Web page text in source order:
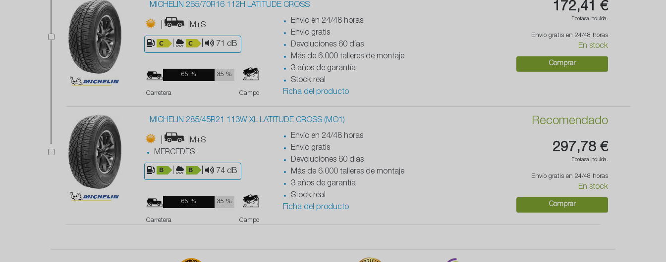
MICHELIN 265/70R16 112H LATITUDE CROSS
|M+S
71 dB
65 % 35 %
Carretera Campo
Envío en 24/48 horas
Envío gratis
Devoluciones 60 días
Más de 6.000 talleres de montaje
3 años de garantía
Stock real
Ficha del producto
172,41 €
Ecotasa incluida.
Envío gratis en 24/48 horas
En stock
Comprar
MICHELIN 285/45R21 113W XL LATITUDE CROSS (MO1)
|M+S
MERCEDES
74 dB
65 % 35 %
Carretera Campo
Envío en 24/48 horas
Envío gratis
Devoluciones 60 días
Más de 6.000 talleres de montaje
3 años de garantía
Stock real
Ficha del producto
Recomendado
297,78 €
Ecotasa incluida.
Envío gratis en 24/48 horas
En stock
Comprar